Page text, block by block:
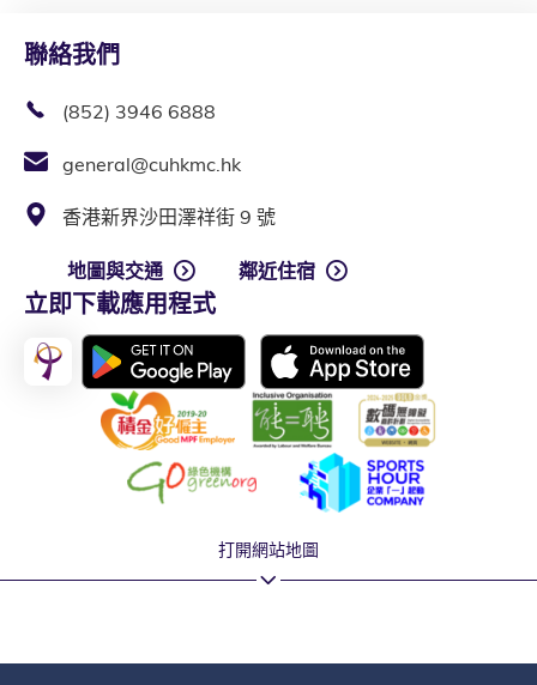
聯絡我們
(852) 3946 6888
general@cuhkmc.hk
香港新界沙田澤祥街 9 號
地圖與交通 鄰近住宿
立即下載應用程式
打開網站地圖